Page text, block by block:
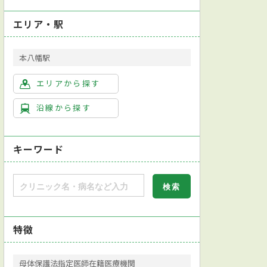
エリア・駅
本八幡駅
エリアから探す
沿線から探す
キーワード
特徴
母体保護法指定医師在籍医療機関